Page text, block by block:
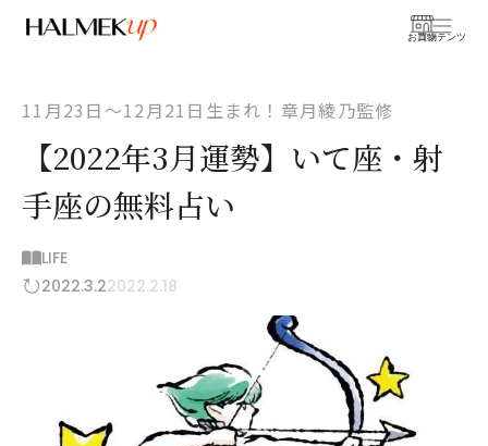
お買物
コンテンツ
11月23日〜12月21日生まれ！章月綾乃監修
【2022年3月運勢】いて座・射
手座の無料占い
LIFE
2022.3.22022.2.18